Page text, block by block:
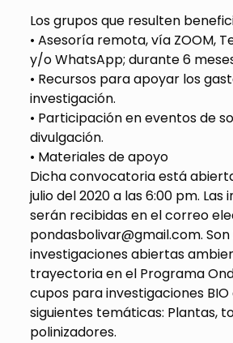
Los grupos que resulten
• Asesoría remota, vía ZOOM,
y/o WhatsApp; durante 6
• Recursos para apoyar los
investigación.
• Participación en eventos de
divulgación.
• Materiales de apoyo
Dicha convocatoria está
julio del 2020 a las 6:00 pm. Las
serán recibidas en el correo
pondasbolivar@gmail.com.
investigaciones abiertas
trayectoria en el Programa
cupos para investigaciones BIO
siguientes temáticas: Plantas,
polinizadores.